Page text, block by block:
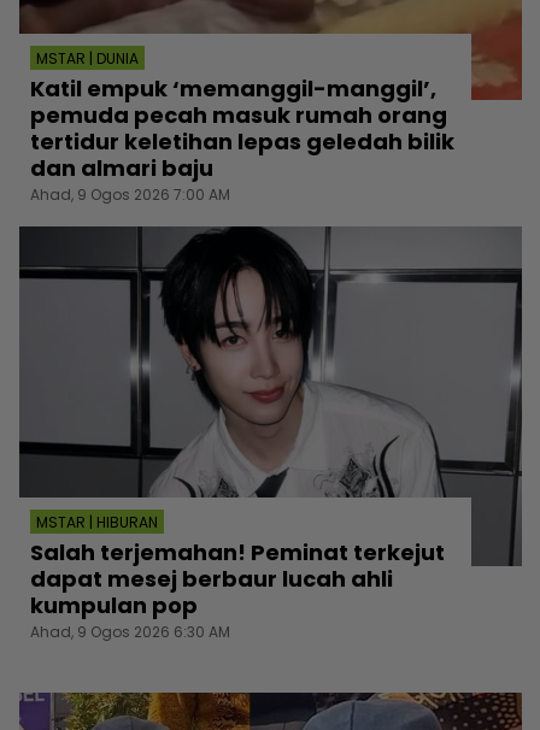
MSTAR | DUNIA
Katil empuk ‘memanggil-manggil’,
pemuda pecah masuk rumah orang
tertidur keletihan lepas geledah bilik
dan almari baju
Ahad, 9 Ogos 2026 7:00 AM
MSTAR | HIBURAN
Salah terjemahan! Peminat terkejut
dapat mesej berbaur lucah ahli
kumpulan pop
Ahad, 9 Ogos 2026 6:30 AM